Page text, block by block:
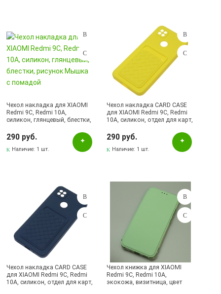
Чехол накладка для XIAOMI
Redmi 9C, Redmi 10A,
силикон, глянцевый, блестки,
290 руб.
Наличие: 1 шт.
Чехол накладка CARD CASE
для XIAOMI Redmi 9C, Redmi
10A, силикон, отдел для карт,
290 руб.
Наличие: 1 шт.
Чехол накладка CARD CASE
для XIAOMI Redmi 9C, Redmi
10A, силикон, отдел для карт,
Чехол книжка для XIAOMI
Redmi 9C, Redmi 10A,
экокожа, визитница, цвет